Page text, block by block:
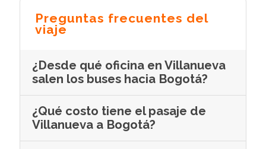
Preguntas frecuentes del
viaje
¿Desde qué oficina en Villanueva
salen los buses hacia Bogotá?
¿Qué costo tiene el pasaje de
Villanueva a Bogotá?